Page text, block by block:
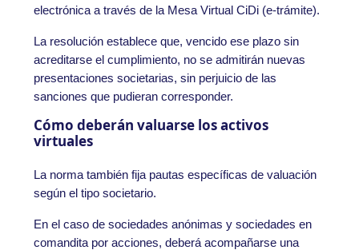
electrónica a través de la Mesa Virtual CiDi (e-trámite).
La resolución establece que, vencido ese plazo sin
acreditarse el cumplimiento, no se admitirán nuevas
presentaciones societarias, sin perjuicio de las
sanciones que pudieran corresponder.
Cómo deberán valuarse los activos
virtuales
La norma también fija pautas específicas de valuación
según el tipo societario.
En el caso de sociedades anónimas y sociedades en
comandita por acciones, deberá acompañarse una